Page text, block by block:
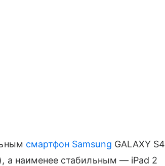
смартфон Samsung GALAXY S4
а наименее стабильным — iPad 2